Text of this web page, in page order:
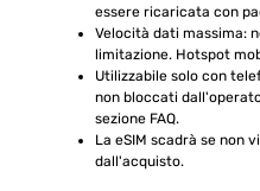
essere ricaricata con
Velocità dati massima:
limitazione. Hotspot
Utilizzabile solo con
non bloccati
sezione FAQ.
La eSIM scadrà se non
dall'acquisto.